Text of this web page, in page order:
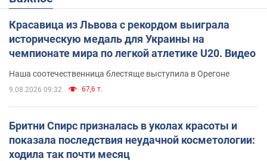
Красавица из Львова с рекордом выиграла
историческую медаль для Украины на
чемпионате мира по легкой атлетике U20. Видео
Наша соотечественница блестяще выступила в Орегоне
9.08.2026 09:32 67,6 т.
Бритни Спирс призналась в уколах красоты и
показала последствия неудачной косметологии:
ходила так почти месяц